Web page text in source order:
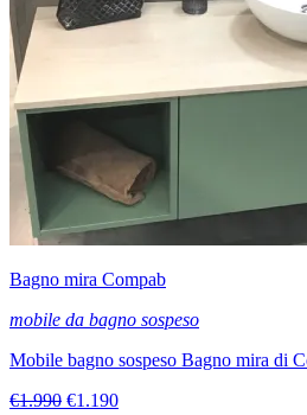
Bagno mira Compab
mobile da bagno sospeso
Mobile bagno sospeso Bagno mira di
€1.990 €1.190